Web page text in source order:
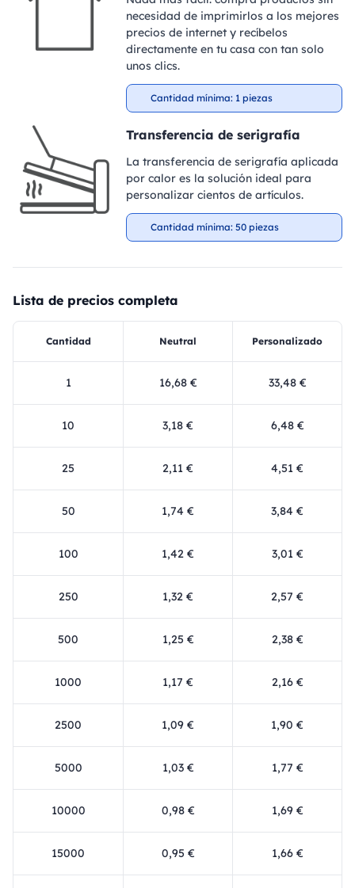
necesidad de imprimirlos a los mejores
precios de internet y recíbelos
directamente en tu casa con tan solo
unos clics.
Cantidad mínima: 1 piezas
Transferencia de serigrafía
La transferencia de serigrafía aplicada
por calor es la solución ideal para
personalizar cientos de artículos.
Cantidad mínima: 50 piezas
Lista de precios completa
Cantidad Neutral Personalizado
1 16,68 € 33,48 €
10 3,18 € 6,48 €
25 2,11 € 4,51 €
50 1,74 € 3,84 €
100 1,42 € 3,01 €
250 1,32 € 2,57 €
500 1,25 € 2,38 €
1000 1,17 € 2,16 €
2500 1,09 € 1,90 €
5000 1,03 € 1,77 €
10000 0,98 € 1,69 €
15000 0,95 € 1,66 €